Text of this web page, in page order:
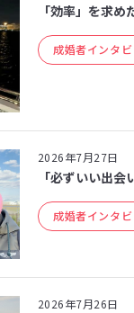
「効率」を求
成婚者インタ
2026年7月27日
「必ずいい出
成婚者インタ
2026年7月26日